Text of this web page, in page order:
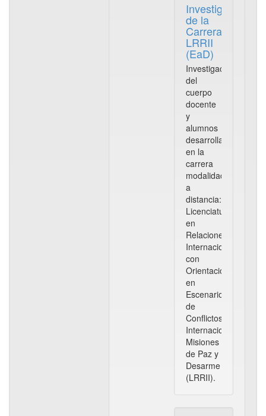
Investigaciones
de la
Carrera
LRRII
(EaD)
Investigaciones
del
cuerpo
docente
y
alumnos
desarrolladas
en la
carrera
modalidad
a
distancia:
Licenciatura
en
Relaciones
Internacionales
con
Orientación
en
Escenarios
de
Conflictos
Internacionales,
Misiones
de Paz y
Desarme
(LRRII).